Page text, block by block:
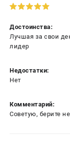
Достоинства:
Лучшая за свои
лидер
Недостатки:
Нет
Комментарий:
Советую, берите